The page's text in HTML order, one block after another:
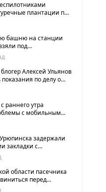
плантации под
башню на станции
под
охрану
Алексей Ульянов
по делу о
раннего утра
с мобильным
такси
задержали
закладки с
области пасечника
перед